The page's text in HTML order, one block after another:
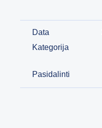
Data
Kategorija
Pasidalinti